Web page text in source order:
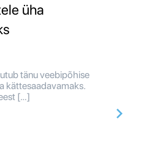
üha
tänu veebipõhise
kättesaadavamaks.
[…]